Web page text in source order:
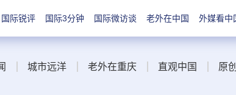
国际锐评 国际3分钟 国际微访谈 老外在中国 外媒看中
城市远洋 老外在重庆 直观中国 原创